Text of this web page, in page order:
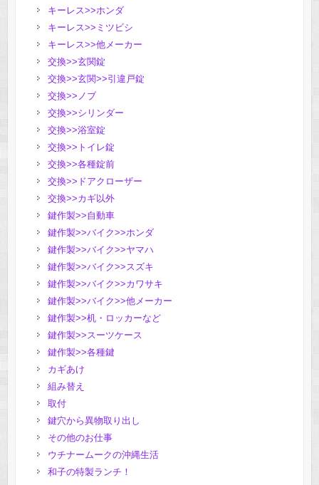
キーレス>>ホンダ
キーレス>>ミツビシ
キーレス>>他メーカー
交換>>玄関錠
交換>>玄関>>引違戸錠
交換>>ノブ
交換>>シリンダー
交換>>浴室錠
交換>>トイレ錠
交換>>各種錠前
交換>>ドアクローザー
交換>>カギ以外
鍵作製>>自動車
鍵作製>>バイク>>ホンダ
鍵作製>>バイク>>ヤマハ
鍵作製>>バイク>>スズキ
鍵作製>>バイク>>カワサキ
鍵作製>>バイク>>他メーカー
鍵作製>>机・ロッカーなど
鍵作製>>スーツケース
鍵作製>>各種鍵
カギあけ
組み替え
取付
鍵穴から異物取り出し
その他のお仕事
ウチナームークの沖縄生活
和子の特製ランチ！